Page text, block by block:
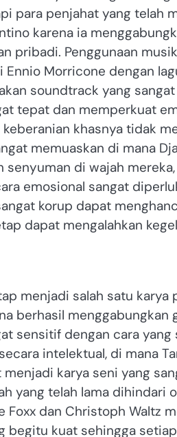
para penjahat yang telah
karena ia
pribadi. Penggunaan
Morricone dengan
soundtrack yang
tepat dan memperkuat
khasnya tidak
memuaskan di mana
di wajah
emosional sangat
korup dapat
dapat mengalahkan
menjadi salah satu karya
berhasil menggabungkan
sensitif dengan cara yang
intelektual, di mana
karya seni yang
yang telah lama dihindari
dan Christoph Waltz
kuat sehingga